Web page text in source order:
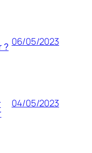
? 06/05/2023
04/05/2023